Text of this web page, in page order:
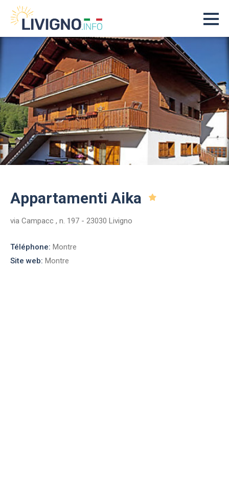
Appartamenti Aika
via Campacc , n. 197 - 23030 Livigno
Téléphone: Montre
Site web: Montre